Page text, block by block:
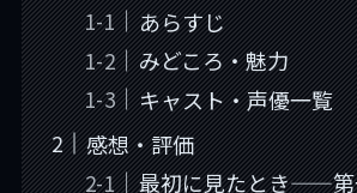
あらすじ
みどころ・魅力
キャスト・声優一覧
感想・評価
最初に見たとき——第